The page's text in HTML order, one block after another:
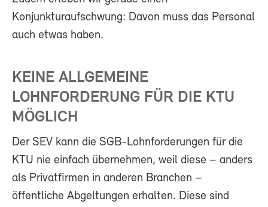
Konjunkturaufschwung: Davon muss das Personal
auch etwas haben.
KEINE ALLGEMEINE
LOHNFORDERUNG FÜR DIE KTU
MÖGLICH
Der SEV kann die SGB-Lohnforderungen für die
KTU nie einfach übernehmen, weil diese – anders
als Privatfirmen in anderen Branchen –
öffentliche Abgeltungen erhalten. Diese sind